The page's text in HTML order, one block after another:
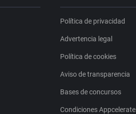
Política de privacidad
Advertencia legal
Política de cookies
Aviso de transparencia
Bases de concursos
Condiciones Appcelerate